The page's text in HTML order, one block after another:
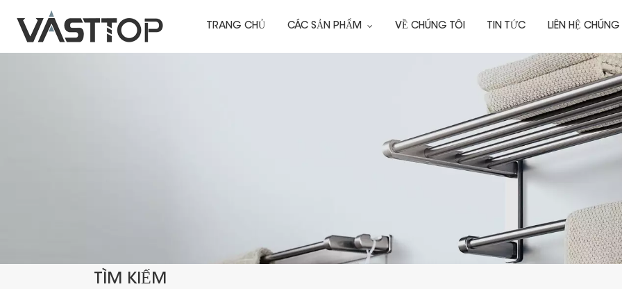
TRANG CHỦ CÁC SẢN PHẨM VỀ CHÚNG TÔI TIN TỨC LIÊN HỆ CHÚNG
TÌM KIẾM